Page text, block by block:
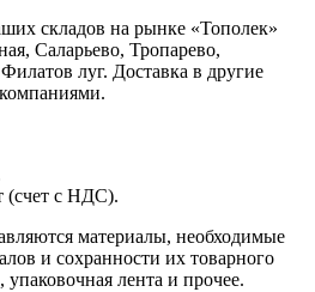
складов на рынке «Тополек»
Саларьево, Тропарево,
луг. Доставка в другие
(счет с НДС).
материалы, необходимые
и сохранности их товарного
лента и прочее.